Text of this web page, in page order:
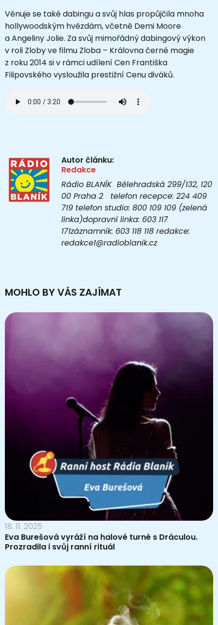
Věnuje se také dabingu a svůj hlas propůjčila mnoha
hollywoodským hvězdám, včetně Demi Moore
a Angeliny Jolie. Za svůj mimořádný dabingový výkon
v roli Zloby ve filmu Zloba – Královna černé magie
z roku 2014 si v rámci udílení Cen Františka
Filipovského vysloužila prestižní Cenu diváků.
Autor článku:
Redakce
Rádio BLANÍK Bělehradská 299/132, 120
00 Praha 2 telefon recepce: 224 409
719 telefon studio: 800 109 109 (zelená
linka)dopravní linka: 603 117
171záznamník: 603 118 118 redakce:
redakce1@radioblanik.cz
MOHLO BY VÁS ZAJÍMAT
18. 11. 2025
Eva Burešová vyráží na halové turné s Dráculou.
Prozradila i svůj ranní rituál